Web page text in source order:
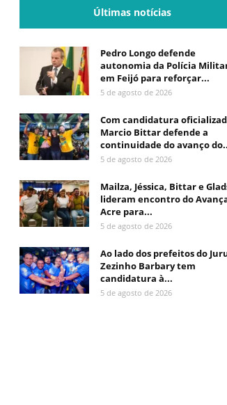
Últimas notícias
Pedro Longo defende
autonomia da Polícia
em Feijó para reforçar...
5 de agosto de 2026
Com candidatura
Marcio Bittar defende a
continuidade do avanço
5 de agosto de 2026
Mailza, Jéssica, Bittar e
lideram encontro do
Acre para...
5 de agosto de 2026
Ao lado dos prefeitos do
Zezinho Barbary tem
candidatura à...
5 de agosto de 2026